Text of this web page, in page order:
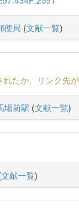
便局 (文献一覧)
たか、リンク先
場前駅 (文献一覧)
文献一覧)